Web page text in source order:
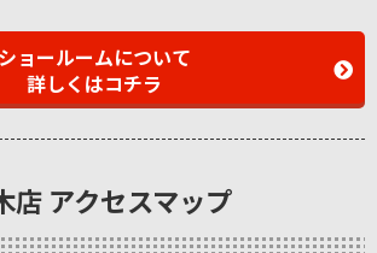
ショールームについて
詳しくはコチラ
店 アクセスマップ